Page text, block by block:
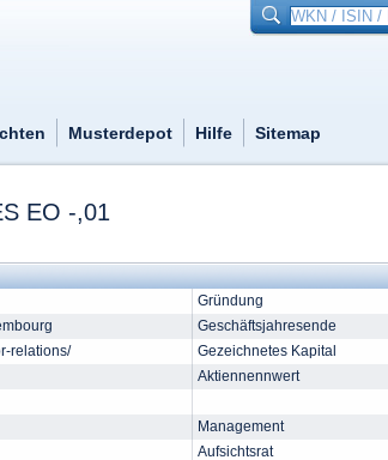
Musterdepot Hilfe Sitemap
EO -,01
Gründung
Geschäftsjahresende
relations/ Gezeichnetes Kapital
Aktiennennwert
Management
Aufsichtsrat